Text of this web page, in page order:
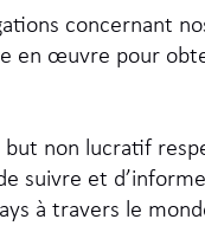
concernant
en œuvre pour
but non lucratif
suivre et
à travers le